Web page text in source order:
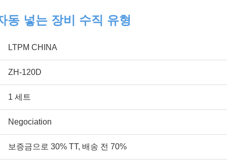
동 넣는 장비 수직 유형
LTPM CHINA
ZH-120D
1 세트
Negociation
보증금으로 30% TT, 배송 전 70%